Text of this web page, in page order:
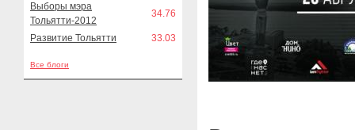
Выборы мэра
Тольятти-2012
34.76
Развитие Тольятти 33.03
Все блоги